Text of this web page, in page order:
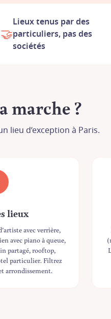
🤝
Lieux tenus par des
particuliers, pas des
sociétés
marche ?
lieu d’exception à Paris.
lieux
avec verrière,
avec piano à queue,
partagé, rooftop,
particulier. Filtrez
arrondissement.